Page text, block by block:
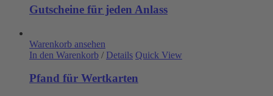
Gutscheine für jeden Anlass
Warenkorb ansehen
In den Warenkorb / Details Quick View
Pfand für Wertkarten